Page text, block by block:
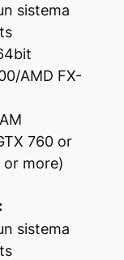
sistema
AMD FX-
760 or
or more)
sistema